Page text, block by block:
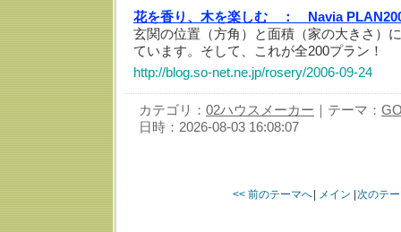
花を香り、木を楽しむ ：
Navia
玄関の位置（方角）と面積（家の大きさ）
ています。そして、これが全200プラン！
http://blog.so-net.ne.jp/rosery/2006-09-24
カテゴリ： 02ハウスメーカー ｜テーマ：
日時：2026-08-03 16:08:07
<< 前のテーマへ メイン 次のテ